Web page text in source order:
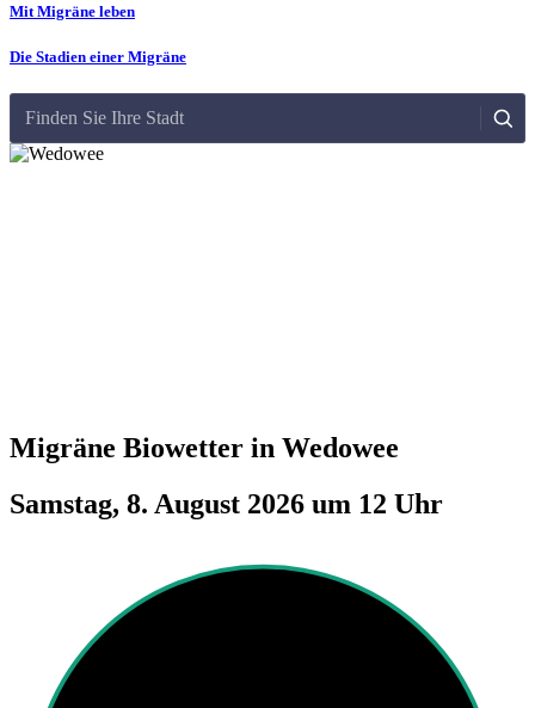
Mit Migräne leben
Die Stadien einer Migräne
Finden Sie Ihre Stadt
Migräne Biowetter in Wedowee
Samstag, 8. August 2026 um 12 Uhr